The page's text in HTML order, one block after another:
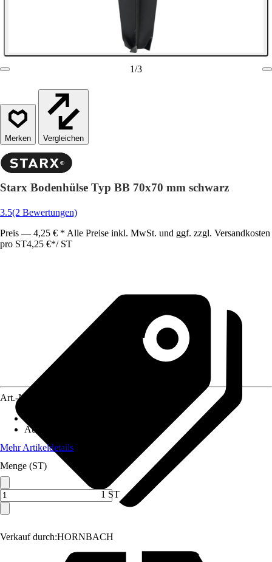
1/3
Vergleichen
Starx Bodenhülse Typ BB 70x70 mm schwarz
3.5(2 Bewertungen)
Preis — 4,25 € * Alle Preise inkl. MwSt. und ggf. zzgl. Versandkosten
pro ST4,25 €*/ ST
Verkauf durch:HORNBACH
Art.-Nr.
Ausführung
Mehr Artikeldetails
Menge (ST)
1 ST